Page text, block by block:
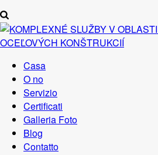
Casa
O no
Servizio
Certificati
Galleria Foto
Blog
Contatto